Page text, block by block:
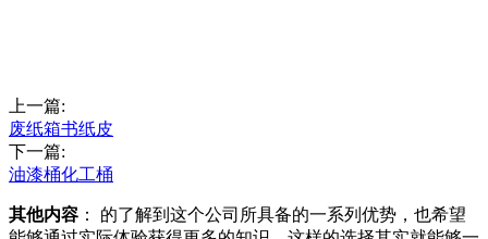
上一篇:
废纸箱书纸皮
下一篇:
油漆桶化工桶
其他内容 ： 的了解到这个公司所具备的一系列优势，也希望